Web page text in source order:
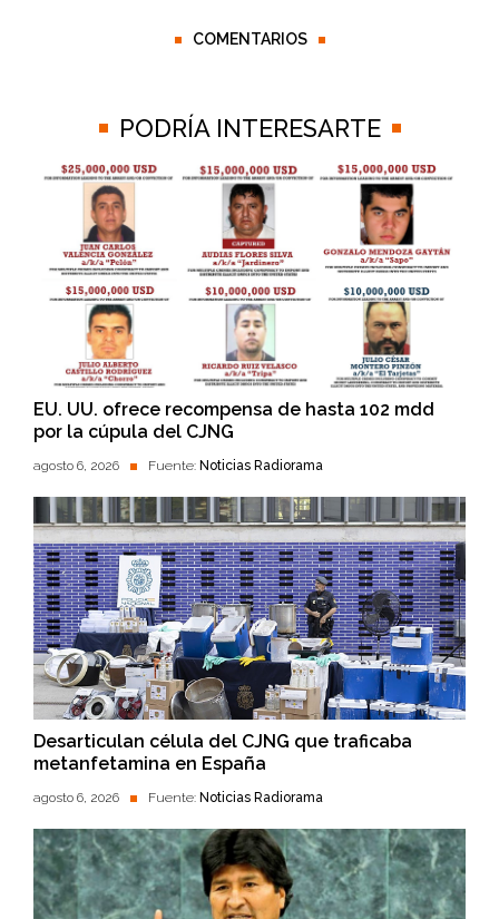
COMENTARIOS
PODRÍA INTERESARTE
EU. UU. ofrece recompensa de hasta 102 mdd
por la cúpula del CJNG
agosto 6, 2026 Fuente: Noticias Radiorama
Desarticulan célula del CJNG que traficaba
metanfetamina en España
agosto 6, 2026 Fuente: Noticias Radiorama